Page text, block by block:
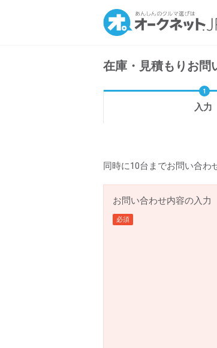
在庫・見積もりお問
入力
同時に10台までお問い合わ
お問い合わせ内容の入力
必須